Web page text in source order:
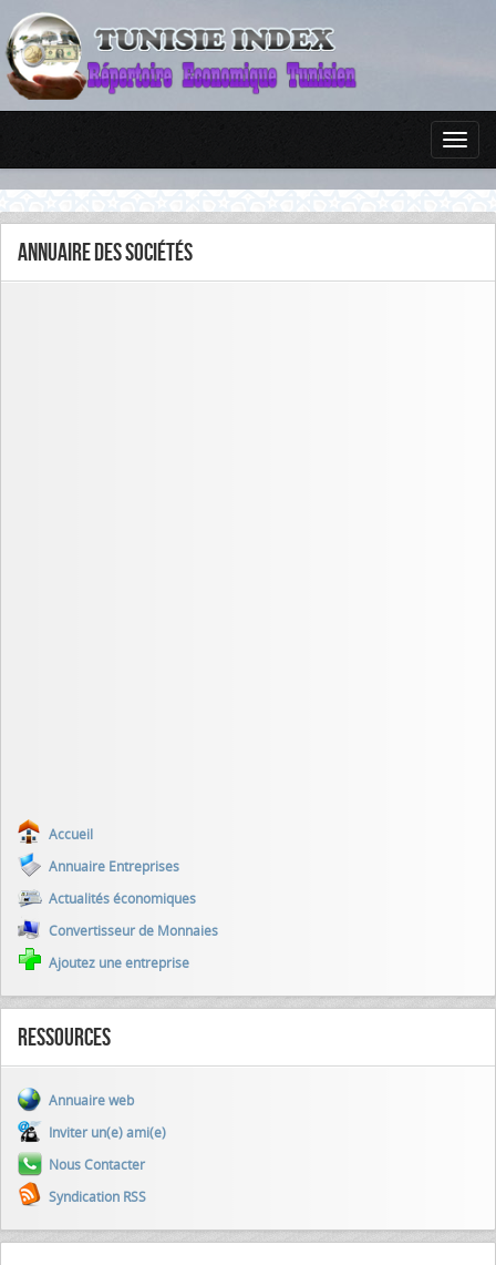
Annuaire des sociétés
Accueil
Annuaire Entreprises
Actualités économiques
Convertisseur de Monnaies
Ajoutez une entreprise
Ressources
Annuaire web
Inviter un(e) ami(e)
Nous Contacter
Syndication RSS